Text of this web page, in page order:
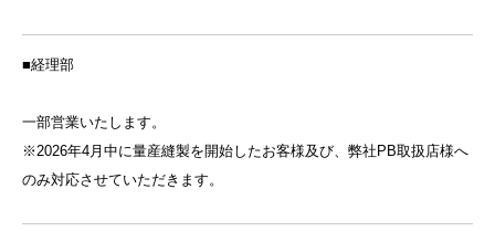
■経理部
一部営業いたします。
※2026年4月中に量産縫製を開始したお客様及び、弊社PB取扱店様へ
のみ対応させていただきます。